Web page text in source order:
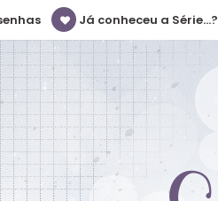
Já conheceu a Série...?